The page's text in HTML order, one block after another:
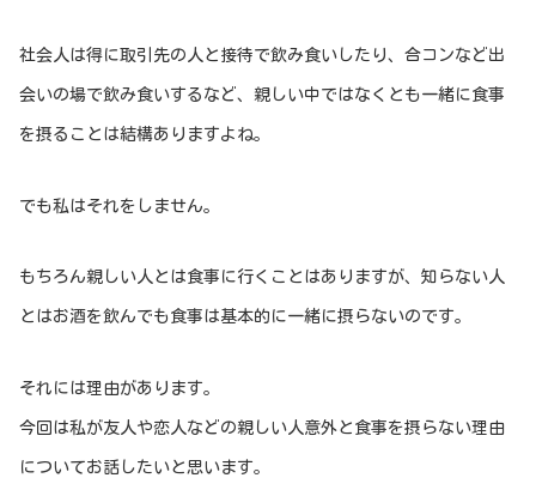
社会人は得に取引先の人と接待で飲み食いしたり、合コンなど出
会いの場で飲み食いするなど、親しい中ではなくとも一緒に食事
を摂ることは結構ありますよね。
でも私はそれをしません。
もちろん親しい人とは食事に行くことはありますが、知らない人
とはお酒を飲んでも食事は基本的に一緒に摂らないのです。
それには理由があります。
今回は私が友人や恋人などの親しい人意外と食事を摂らない理由
についてお話したいと思います。